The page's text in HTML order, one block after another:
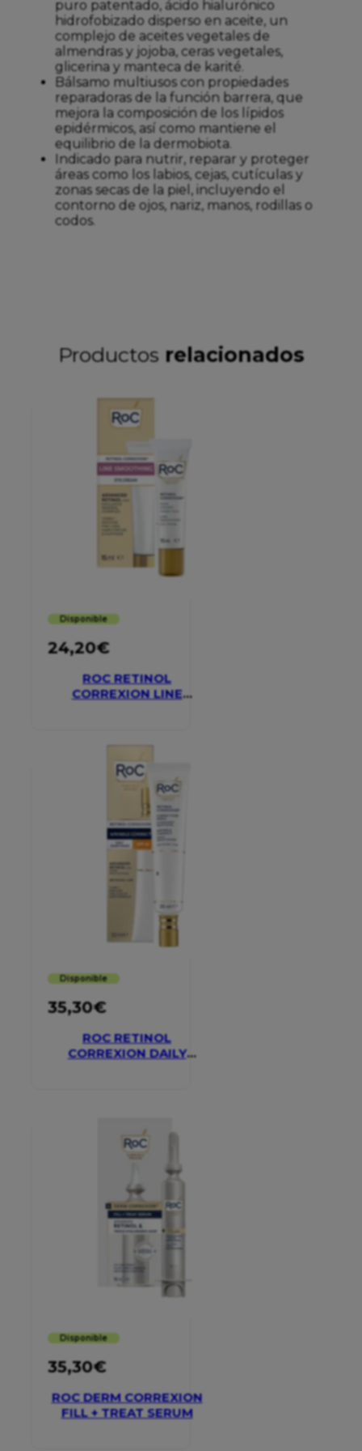
puro patentado, ácido hialurónico
hidrofobizado disperso en aceite, un
complejo de aceites vegetales de
almendras y jojoba, ceras vegetales,
glicerina y manteca de karité.
Bálsamo multiusos con propiedades
reparadoras de la función barrera, que
mejora la composición de los lípidos
epidérmicos, así como mantiene el
equilibrio de la dermobiota.
Indicado para nutrir, reparar y proteger
áreas como los labios, cejas, cutículas y
zonas secas de la piel, incluyendo el
contorno de ojos, nariz, manos, rodillas o
codos.
Productos relacionados
Disponible
24,20€
ROC RETINOL
CORREXION LINE
Disponible
35,30€
ROC RETINOL
CORREXION DAILY
Disponible
35,30€
ROC DERM CORREXION
FILL + TREAT SERUM